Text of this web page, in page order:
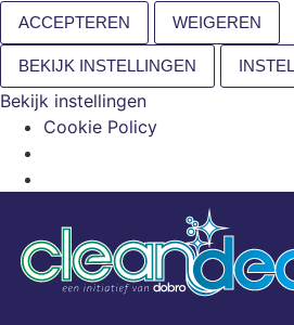
ACCEPTEREN WEIGEREN
BEKIJK INSTELLINGEN
Bekijk instellingen
Cookie Policy